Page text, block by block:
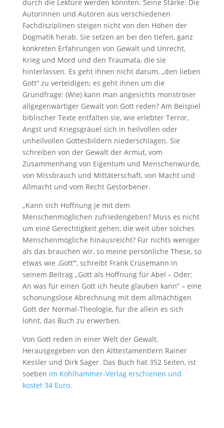
durch die Lektüre werden könnten. Seine Stärke: Die
Autorinnen und Autoren aus verschiedenen
Fachdisziplinen steigen nicht von den Höhen der
Dogmatik herab. Sie setzen an bei den tiefen, ganz
konkreten Erfahrungen von Gewalt und Unrecht,
Krieg und Mord und den Traumata, die sie
hinterlassen. Es geht ihnen nicht darum, „den lieben
Gott“ zu verteidigen; es geht ihnen um die
Grundfrage: (Wie) kann man angesichts monströser
allgegenwärtiger Gewalt von Gott reden? Am Beispiel
biblischer Texte entfalten sie, wie erlebter Terror,
Angst und Kriegsgräuel sich in heilvollen oder
unheilvollen Gottesbildern niederschlagen. Sie
schreiben von der Gewalt der Armut, vom
Zusammenhang von Eigentum und Menschenwürde,
von Missbrauch und Mittäterschaft, von Macht und
Allmacht und vom Recht Gestorbener.
„Kann sich Hoffnung je mit dem
Menschenmöglichen zufriedengeben? Muss es nicht
um eine Gerechtigkeit gehen, die weit über solches
Menschenmögliche hinausreicht? Für nichts weniger
als das brauchen wir, so meine persönliche These, so
etwas wie ‚Gott‘“, schreibt Frank Crüsemann in
seinem Beitrag „Gott als Hoffnung für Abel – Oder:
An was für einen Gott ich heute glauben kann“ – eine
schonungslose Abrechnung mit dem allmächtigen
Gott der Normal-Theologie, für die allein es sich
lohnt, das Buch zu erwerben.
Von Gott reden in einer Welt der Gewalt.
Herausgegeben von den Alttestamentlern Rainer
Kessler und Dirk Sager. Das Buch hat 352 Seiten, ist
soeben im Kohlhammer-Verlag erschienen und
kostet 34 Euro.